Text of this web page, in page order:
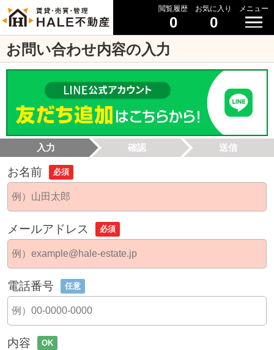
閲覧履歴
0
お気に入り
0
メニュー
お問い合わせ内容の入力
入力 確認 送信
お名前 必須
メールアドレス 必須
電話番号 任意
内容 OK